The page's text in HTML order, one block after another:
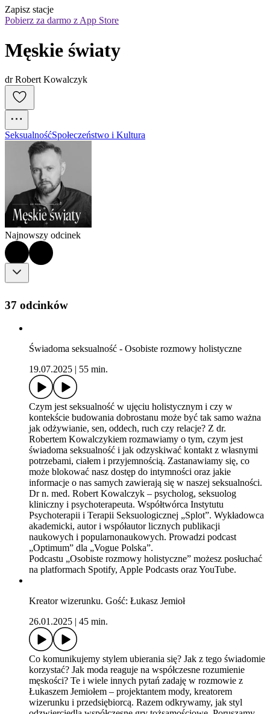
Zapisz stacje
Pobierz za darmo z App Store
Męskie światy
dr Robert Kowalczyk
SeksualnośćSpołeczeństwo i Kultura
Najnowszy odcinek
37 odcinków
Świadoma seksualność - Osobiste rozmowy holistyczne
19.07.2025
55 min.
Czym jest seksualność w ujęciu holistycznym i czy w
kontekście budowania dobrostanu może być tak samo ważna
jak odżywianie, sen, oddech, ruch czy relacje? Z dr.
Robertem Kowalczykiem rozmawiamy o tym, czym jest
świadoma seksualność i jak odzyskiwać kontakt z własnymi
potrzebami, ciałem i przyjemnością. Zastanawiamy się, co
może blokować nasz dostęp do intymności oraz jakie
informacje o nas samych zawierają się w naszej seksualności.
Dr n. med. Robert Kowalczyk – psycholog, seksuolog
kliniczny i psychoterapeuta. Współtwórca Instytutu
Psychoterapii i Terapii Seksuologicznej „Splot”. Wykładowca
akademicki, autor i współautor licznych publikacji
naukowych i popularnonaukowych. Prowadzi podcast
„Optimum” dla „Vogue Polska”.
Podcastu „Osobiste rozmowy holistyczne” możesz posłuchać
na platformach Spotify, Apple Podcasts oraz YouTube.
Kreator wizerunku. Gość: Łukasz Jemioł
26.01.2025
45 min.
Co komunikujemy stylem ubierania się? Jak z tego świadomie
korzystać? Jak moda reaguje na współczesne rozumienie
męskości? Te i wiele innych pytań zadaję w rozmowie z
Łukaszem Jemiołem – projektantem mody, kreatorem
wizerunku i przedsiębiorcą. Razem odkrywamy, jak styl